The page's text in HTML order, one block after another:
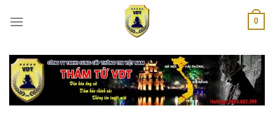
0